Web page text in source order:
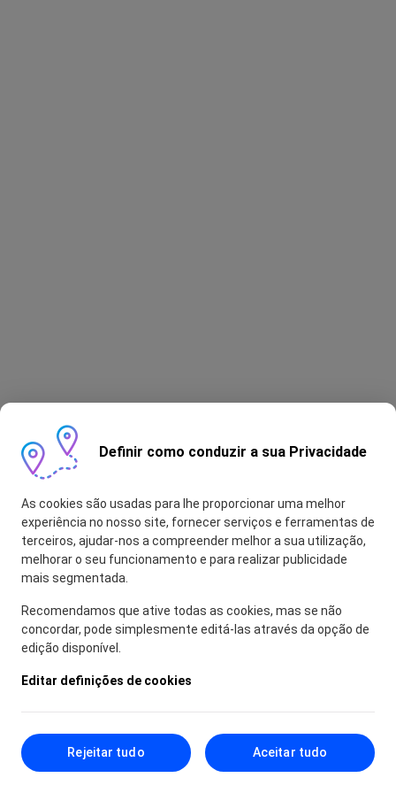
Definir como conduzir a sua Privacidade
As cookies são usadas para lhe proporcionar uma melhor
experiência no nosso site, fornecer serviços e ferramentas de
terceiros, ajudar-nos a compreender melhor a sua utilização,
melhorar o seu funcionamento e para realizar publicidade
mais segmentada.
Recomendamos que ative todas as cookies, mas se não
concordar, pode simplesmente editá-las através da opção de
edição disponível.
Editar definições de cookies
Rejeitar tudo Aceitar tudo